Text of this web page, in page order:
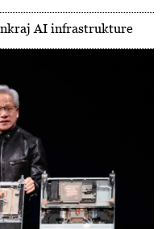
AI infrastrukture